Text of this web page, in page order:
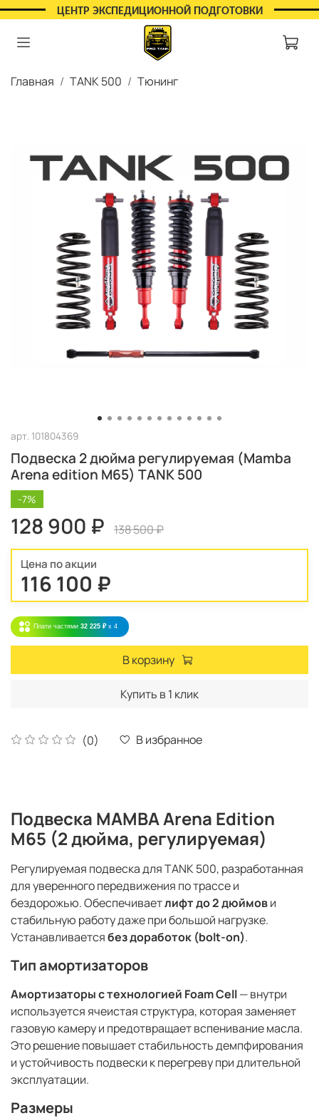
ЦЕНТР ЭКСПЕДИЦИОННОЙ ПОДГОТОВКИ
Главная TANK 500 Тюнинг
арт. 101804369
Подвеска 2 дюйма регулируемая (Mamba
Arena edition M65) TANK 500
(0) В избранное
-7%
128 900 ₽ 138 500 ₽
Цена по акции
116 100 ₽
Плати частями 32 225 ₽ x 4
В корзину
Купить в 1 клик
Подвеска MAMBA Arena Edition
M65 (2 дюйма, регулируемая)
Регулируемая подвеска для TANK 500, разработанная
для уверенного передвижения по трассе и
бездорожью. Обеспечиваетлифт до 2 дюймови
стабильную работу даже при большой нагрузке.
Устанавливаетсябез доработок (bolt-on).
Тип амортизаторов
Амортизаторы с технологией Foam Cell— внутри
используется ячеистая структура, которая заменяет
газовую камеру и предотвращает вспенивание масла.
Это решение повышает стабильность демпфирования
и устойчивость подвески к перегреву при длительной
эксплуатации.
Размеры